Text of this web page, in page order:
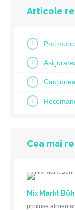
Articole
Poti
Cea mai
Mix Markt
produse